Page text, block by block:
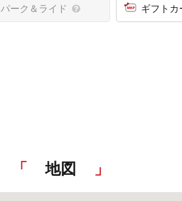
パーク＆ライド ギフト
地図